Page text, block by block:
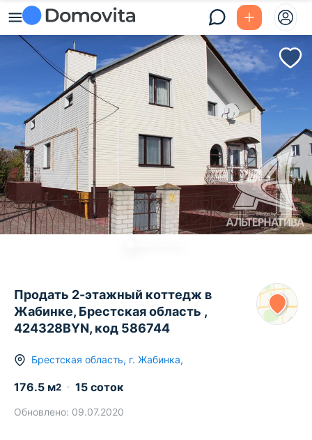
Продать 2-этажный коттедж в
Жабинке, Брестская область ,
424328BYN, код 586744
Брестская область, г. Жабинка,
176.5 м2 15 соток
Обновлено: 09.07.2020